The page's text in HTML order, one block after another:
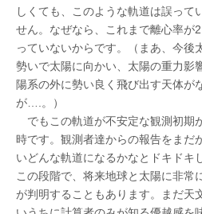
しくても、このような軌道は誤って
せん。なぜなら、これまで離心率が
っていないからです。（まあ、今後
勢いで太陽に向かい、太陽の重力影
陽系の外に勢い良く飛び出す天体が
が….。）
でもこの軌道が不安定な観測初期
時です。観測者達からの報告をまだ
いどんな軌道になるかなとドキドキ
この段階で、将来地球と太陽に非常
が判明することもあります。まだ天